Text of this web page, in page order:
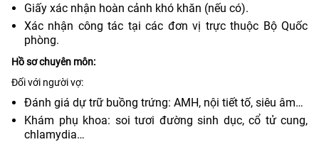
Giấy xác nhận hoàn cảnh khó khăn (nếu có).
Xác nhận công tác tại các đơn vị trực thuộc Bộ Quốc
phòng.
Hồ sơ chuyên môn:
Đối với người vợ:
Đánh giá dự trữ buồng trứng: AMH, nội tiết tố, siêu âm…
Khám phụ khoa: soi tươi đường sinh dục, cổ tử cung,
chlamydia…